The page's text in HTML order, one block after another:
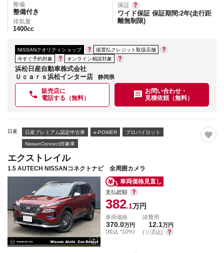
整備
整備付き
排気量
1400cc
保証
ワイド保証 保証期間:2年(走行距
離無制限)
NISSANクオリティショップ
据置払クレジット取扱店舗
今すぐ予約対象
オンライン相談対象
浜松日産自動車株式会社
Ｕｃａｒｓ浜松インター店
静岡県
販売店に
電話する（無料）
お問い合わせ・
見積依頼（無料）
日産 日産プレミアム認定中古車 e-POWER プロパイロット
NissanConnect対象車
エクストレイル
1.5 AUTECH NISSANコネクトナビ 全周囲カメラ
車両価格見直し
支払総額
382.1万円
車両価格
370.0万円
(税込 *10%)
諸費用
12.1万円
(リ済込)